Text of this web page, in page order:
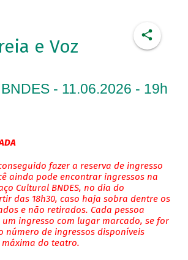
e Voz
- 11.06.2026 - 19h
fazer a reserva de ingresso
ainda pode encontrar ingressos na
Cultural BNDES, no dia do
das 18h30, caso haja sobra dentre os
e não retirados. Cada pessoa
um ingresso com lugar marcado, se for
número de ingressos disponíveis
do teatro.